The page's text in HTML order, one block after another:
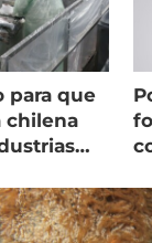
para que
chilena